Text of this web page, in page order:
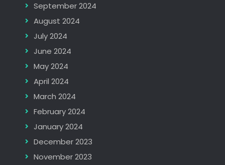
September 2024
August 2024
July 2024
June 2024
May 2024
April 2024
March 2024
February 2024
January 2024
December 2023
November 2023